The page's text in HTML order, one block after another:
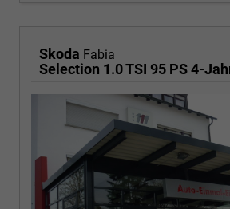
Skoda Fabia